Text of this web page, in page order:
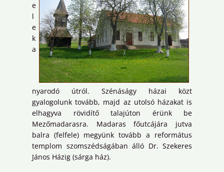
e
l
e
k
a
nyarodó útról. Szénáságy házai közt
gyalogolunk tovább, majd az utolsó házakat is
elhagyva rövidítő talajúton érünk be
Mezőmadarasra. Madaras főutcájára jutva
balra (felfele) megyünk tovább a református
templom szomszédságában álló Dr. Szekeres
János Házig (sárga ház).